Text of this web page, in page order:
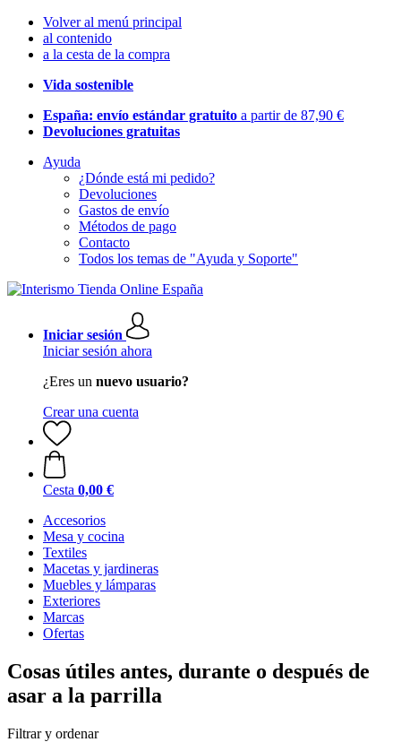
Volver al menú principal
al contenido
a la cesta de la compra
Vida sostenible
España: envío estándar gratuito a partir de 87,90 €
Devoluciones gratuitas
Ayuda
¿Dónde está mi pedido?
Devoluciones
Gastos de envío
Métodos de pago
Contacto
Todos los temas de "Ayuda y Soporte"
Iniciar sesión
Iniciar sesión ahora
¿Eres un nuevo usuario?
Crear una cuenta
Cesta 0,00 €
Accesorios
Mesa y cocina
Textiles
Macetas y jardineras
Muebles y lámparas
Exteriores
Marcas
Ofertas
Cosas útiles antes, durante o después de
asar a la parrilla
Filtrar y ordenar